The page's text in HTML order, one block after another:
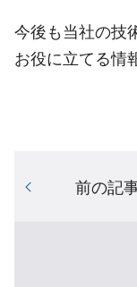
今後も当社の技
お役に立てる情
前の記